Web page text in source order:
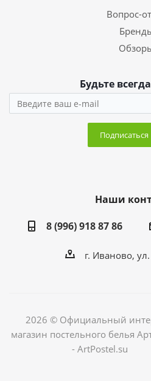
Вопрос-
Будьте
Подписаться
Наши
8 (996) 918 87 86
г. Иваново,
2026 © Официальный
магазин постельного белья
- ArtPostel.su